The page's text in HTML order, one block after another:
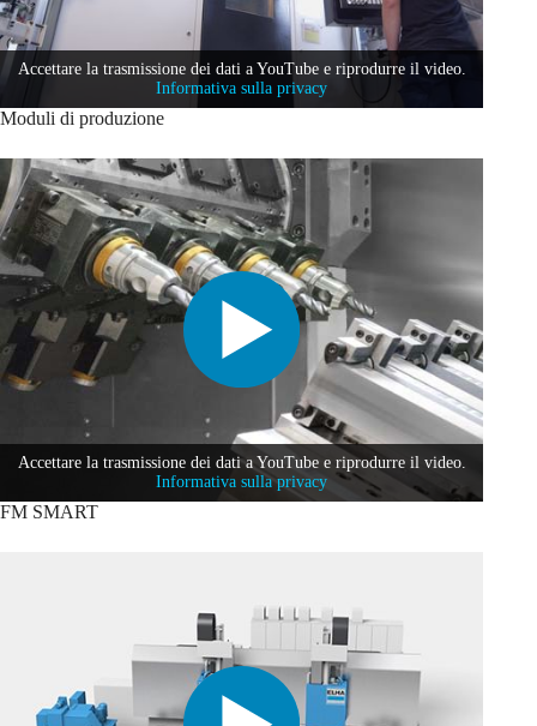
Accettare la trasmissione dei dati a YouTube e riprodurre il video.
Informativa sulla privacy
Moduli di produzione
Accettare la trasmissione dei dati a YouTube e riprodurre il video.
Informativa sulla privacy
FM SMART